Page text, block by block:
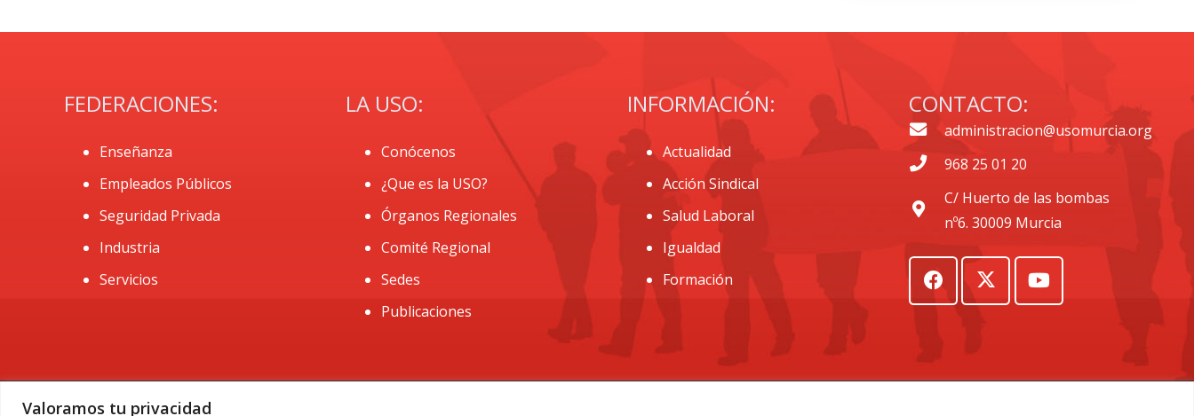
Valoramos tu privacidad
FEDERACIONES:
Enseñanza
Empleados Públicos
Seguridad Privada
Industria
Servicios
LA USO:
Conócenos
¿Que es la USO?
Órganos Regionales
Comité Regional
Sedes
Publicaciones
INFORMACIÓN:
Actualidad
Acción Sindical
Salud Laboral
Igualdad
Formación
CONTACTO:
administracion@usomurcia.org
968 25 01 20
C/ Huerto de las bombas
nº6. 30009 Murcia